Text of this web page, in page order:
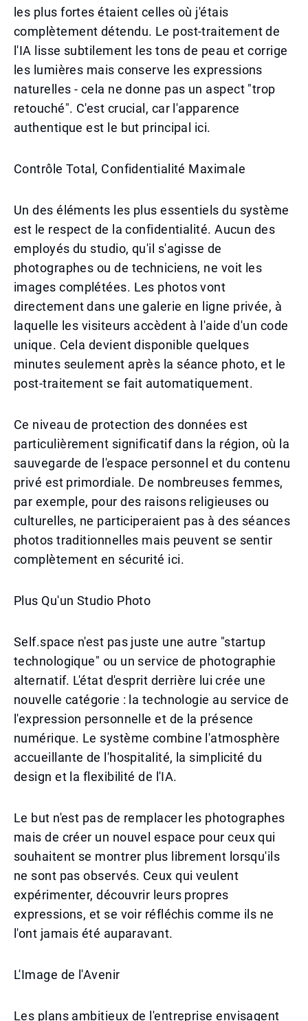
les plus fortes étaient celles où j'étais
complètement détendu. Le post-traitement de
l'IA lisse subtilement les tons de peau et corrige
les lumières mais conserve les expressions
naturelles - cela ne donne pas un aspect "trop
retouché". C'est crucial, car l'apparence
authentique est le but principal ici.
Contrôle Total, Confidentialité Maximale
Un des éléments les plus essentiels du système
est le respect de la confidentialité. Aucun des
employés du studio, qu'il s'agisse de
photographes ou de techniciens, ne voit les
images complétées. Les photos vont
directement dans une galerie en ligne privée, à
laquelle les visiteurs accèdent à l'aide d'un code
unique. Cela devient disponible quelques
minutes seulement après la séance photo, et le
post-traitement se fait automatiquement.
Ce niveau de protection des données est
particulièrement significatif dans la région, où la
sauvegarde de l'espace personnel et du contenu
privé est primordiale. De nombreuses femmes,
par exemple, pour des raisons religieuses ou
culturelles, ne participeraient pas à des séances
photos traditionnelles mais peuvent se sentir
complètement en sécurité ici.
Plus Qu'un Studio Photo
Self.space n'est pas juste une autre "startup
technologique" ou un service de photographie
alternatif. L'état d'esprit derrière lui crée une
nouvelle catégorie : la technologie au service de
l'expression personnelle et de la présence
numérique. Le système combine l'atmosphère
accueillante de l'hospitalité, la simplicité du
design et la flexibilité de l'IA.
Le but n'est pas de remplacer les photographes
mais de créer un nouvel espace pour ceux qui
souhaitent se montrer plus librement lorsqu'ils
ne sont pas observés. Ceux qui veulent
expérimenter, découvrir leurs propres
expressions, et se voir réfléchis comme ils ne
l'ont jamais été auparavant.
L'Image de l'Avenir
Les plans ambitieux de l'entreprise envisagent